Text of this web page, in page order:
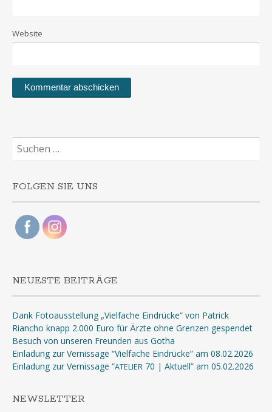
Website
Suchen
nach:
FOLGEN SIE UNS
NEUESTE BEITRÄGE
Dank Fotoausstellung „Vielfache Eindrücke“ von Patrick
Riancho knapp 2.000 Euro für Ärzte ohne Grenzen gespendet
Besuch von unseren Freunden aus Gotha
Einladung zur Vernissage “Vielfache Eindrücke” am 08.02.2026
Einladung zur Vernissage “ATELIER 70 | Aktuell” am 05.02.2026
NEWSLETTER